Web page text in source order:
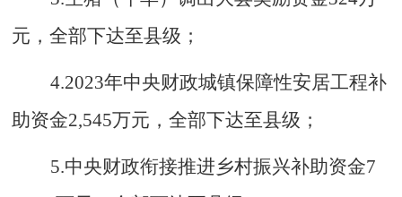
元，全部下达至县级 ；
4.2023年中央财政城镇保障性安居工程补
助资金2,545万元，全部下达至县级 ；
5.中央财政衔接推进乡村振兴补助资金7